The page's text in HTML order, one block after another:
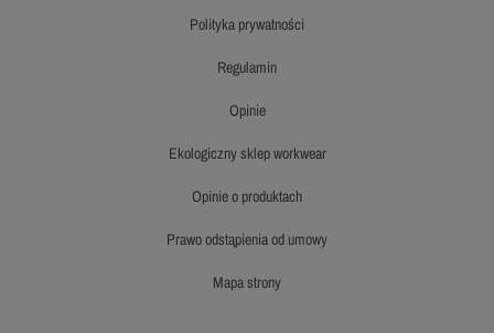
polityka prywatności
regulamin
opinie
ekologiczny sklep workwear
opinie o produktach
prawo odstąpienia od umowy
mapa strony